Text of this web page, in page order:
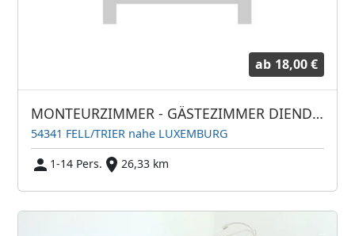
ab 18,00 €
MONTEURZIMMER - GÄSTEZIMMER DIENDORF
54341 FELL/TRIER nahe LUXEMBURG
1-14 Pers.
26,33 km